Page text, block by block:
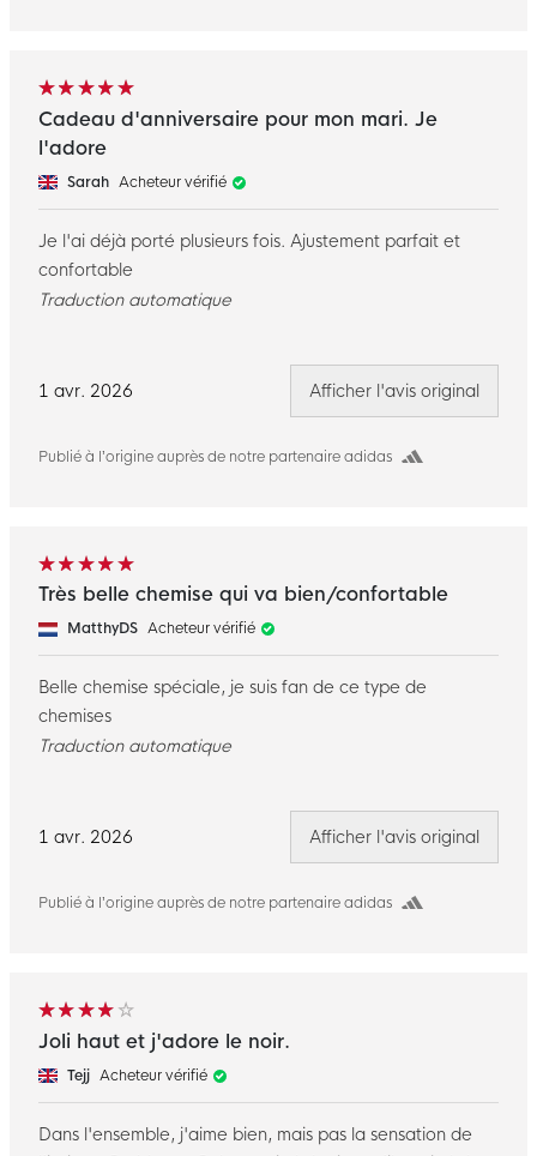
1 avr. 2026
Publié à l’origine auprès de notre partenaire adidas
Cadeau d'anniversaire pour mon mari. Je
l'adore
Sarah Acheteur vérifié
Je l'ai déjà porté plusieurs fois. Ajustement parfait et
confortable
Traduction automatique
Afficher l'avis original
1 avr. 2026
Publié à l’origine auprès de notre partenaire adidas
Très belle chemise qui va bien/confortable
MatthyDS Acheteur vérifié
Belle chemise spéciale, je suis fan de ce type de
chemises
Traduction automatique
Afficher l'avis original
Joli haut et j'adore le noir.
Tejj Acheteur vérifié
Dans l'ensemble, j'aime bien, mais pas la sensation de